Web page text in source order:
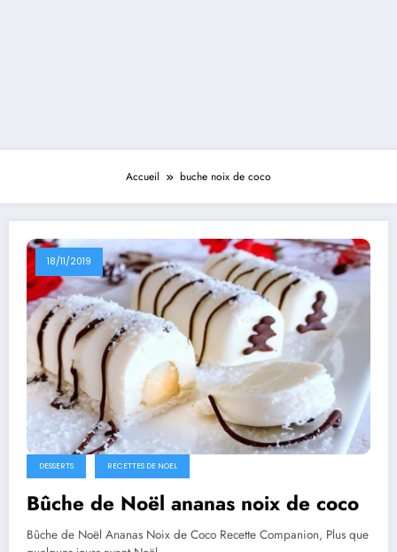
Accueil buche noix de coco
18/11/2019
DESSERTS RECETTES DE NOEL
Bûche de Noël ananas noix de coco
Bûche de Noël Ananas Noix de Coco Recette Companion, Plus que